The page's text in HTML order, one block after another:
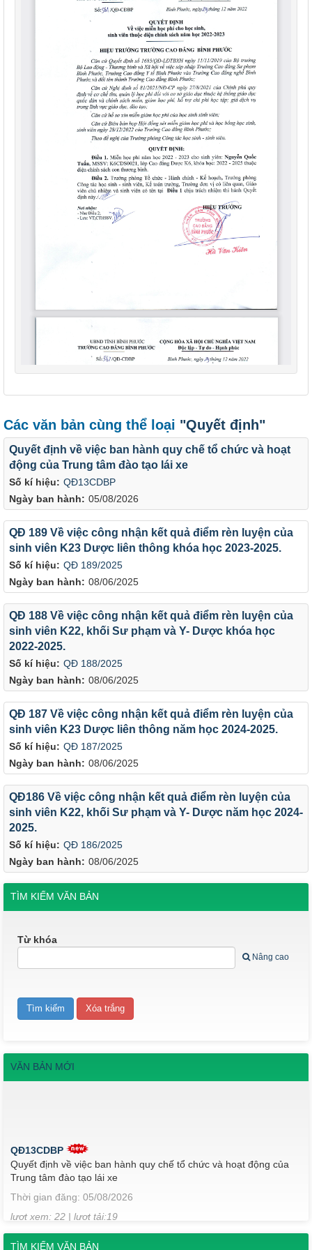
Các văn bản cùng thể loại "Quyết định"
Số kí hiệu: QĐ13CDBP
Ngày ban hành: 05/08/2026
Quyết định về việc ban hành quy chế tổ chức và hoạt
động của Trung tâm đào tạo lái xe
Số kí hiệu: QĐ 189/2025
Ngày ban hành: 08/06/2025
QĐ 189 Về việc công nhận kết quả điểm rèn luyện của
sinh viên K23 Dược liên thông khóa học 2023-2025.
Số kí hiệu: QĐ 188/2025
Ngày ban hành: 08/06/2025
QĐ 188 Về việc công nhận kết quả điểm rèn luyện của
sinh viên K22, khối Sư phạm và Y- Dược khóa học
2022-2025.
Số kí hiệu: QĐ 187/2025
Ngày ban hành: 08/06/2025
QĐ 187 Về việc công nhận kết quả điểm rèn luyện của
sinh viên K23 Dược liên thông năm học 2024-2025.
Số kí hiệu: QĐ 186/2025
Ngày ban hành: 08/06/2025
QĐ186 Về việc công nhận kết quả điểm rèn luyện của
sinh viên K22, khối Sư phạm và Y- Dược năm học 2024-
2025.
TÌM KIẾM VĂN BẢN
Từ khóa
Nâng cao
VĂN BẢN MỚI
Quyết định về việc ban hành quy chế tổ chức và hoạt động của
Trung tâm đào tạo lái xe
Thời gian đăng: 05/08/2026
lượt xem: 22 | lượt tải:19
QĐ184/2025
QĐ 184 Về việc công nhận kết quả điểm rèn luyện của sinh viên
TÌM KIẾM VĂN BẢN